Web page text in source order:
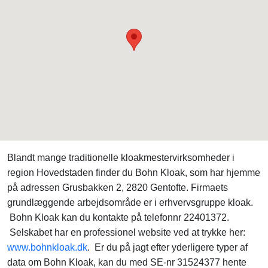
Blandt mange traditionelle kloakmestervirksomheder i
region Hovedstaden finder du Bohn Kloak, som har hjemme
på adressen Grusbakken 2, 2820 Gentofte. Firmaets
grundlæggende arbejdsområde er i erhvervsgruppe kloak.
Bohn Kloak kan du kontakte på telefonnr 22401372.
Selskabet har en professionel website ved at trykke her:
www.bohnkloak.dk. Er du på jagt efter yderligere typer af
data om Bohn Kloak, kan du med SE-nr 31524377 hente